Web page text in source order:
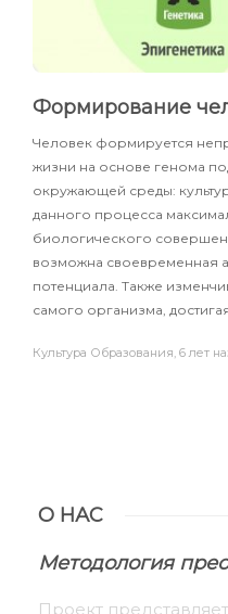
Формирование
Человек формируется
жизни на основе генома
окружающей среды:
данного процесса
биологического
возможна своевременная
потенциала. Также
самого организма,
Культура Образования 6 лет
О НАС
Методология
Проект